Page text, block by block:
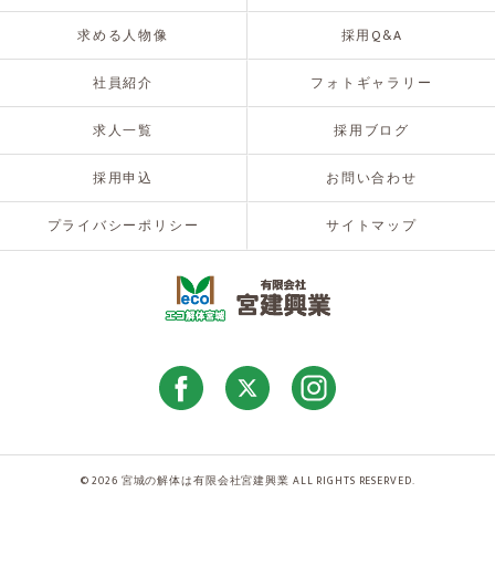
求める人物像 採用Q&A
社員紹介 フォトギャラリー
求人一覧 採用ブログ
採用申込 お問い合わせ
プライバシーポリシー サイトマップ
© 2026 宮城の解体は有限会社宮建興業 ALL RIGHTS RESERVED.